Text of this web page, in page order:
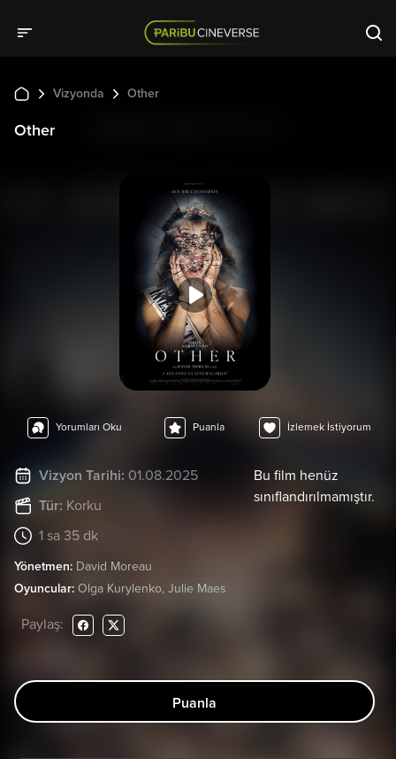
Vizyonda Other
Other
Yorumları Oku Puanla İzlemek İstiyorum
Vizyon Tarihi: 01.08.2025
Tür: Korku
1 sa 35 dk
Bu film henüz
sınıflandırılmamıştır.
Yönetmen: David Moreau
Oyuncular: Olga Kurylenko, Julie Maes
Paylaş:
Puanla